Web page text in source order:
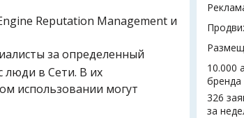
Reputation Management и
за определенный
люди в Сети. В их
использовании могут
10.000
бренда
326
за